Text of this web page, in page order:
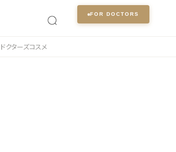
FOR DOCTORS
ドクターズコスメ